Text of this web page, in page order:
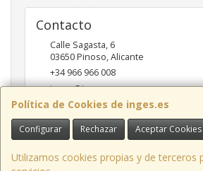
Política de Cookies de inges.es
Configurar Rechazar Aceptar Cookies
Utilizamos cookies propias y de terceros
Contacto
Calle Sagasta, 6
03650Pinoso,Alicante
+34 966 966 008
inges@inges.es
Horario
9:00h - 14:00h y 17:00h - 19:30h